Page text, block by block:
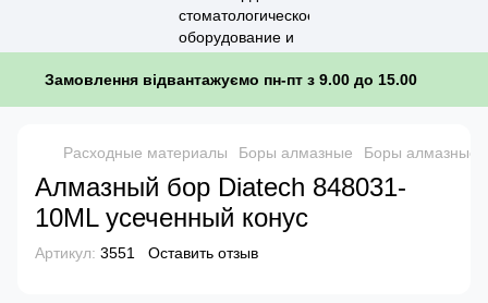
Замовлення відвантажуємо пн-пт з 9.00 до 15.00
Расходные материалы Боры алмазные Боры алмазные
Алмазный бор Diatech 848031-
10ML усеченный конус
Артикул: 3551 Оставить отзыв